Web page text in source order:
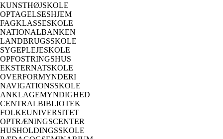
KUNSTHØJSKOLE
OPTAGELSESHJEM
FAGKLASSESKOLE
NATIONALBANKEN
LANDBRUGSSKOLE
SYGEPLEJESKOLE
OPFOSTRINGSHUS
EKSTERNATSKOLE
OVERFORMYNDERI
NAVIGATIONSSKOLE
ANKLAGEMYNDIGHED
CENTRALBIBLIOTEK
FOLKEUNIVERSITET
OPTRÆNINGSCENTER
HUSHOLDINGSSKOLE